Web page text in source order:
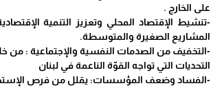
على الخارج .
-تنشيط الإقتصاد المحلي وتعزيز التنمية
المشاريع الصغيرة والمتوسطة.
-التخفيف من الصدمات النفسية والإجتماعية : من
التحديات التي تواجه القوّة الناعمة في لبنان
-الفساد وضعف المؤسسات: يقلل من فرص